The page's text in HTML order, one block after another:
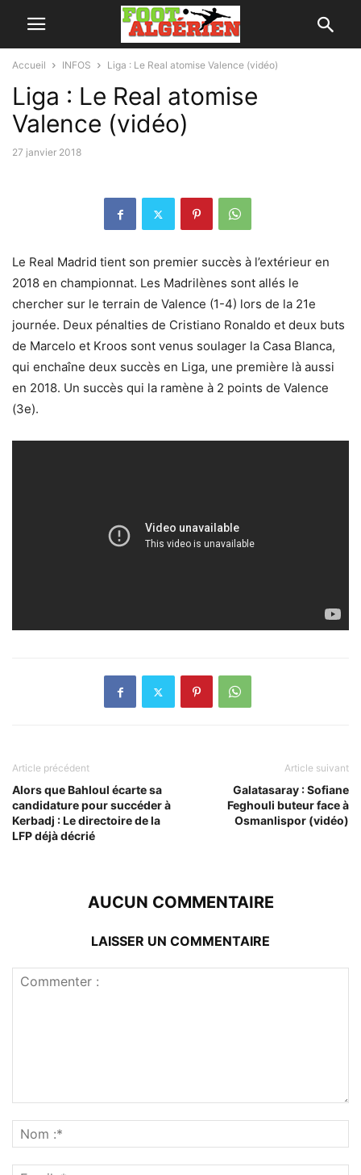
Accueil INFOS Liga : Le Real atomise Valence (vidéo)
Liga : Le Real atomise
Valence (vidéo)
27 janvier 2018
Le Real Madrid tient son premier succès à l’extérieur en
2018 en championnat. Les Madrilènes sont allés le
chercher sur le terrain de Valence (1-4) lors de la 21e
journée. Deux pénalties de Cristiano Ronaldo et deux buts
de Marcelo et Kroos sont venus soulager la Casa Blanca,
qui enchaîne deux succès en Liga, une première là aussi
en 2018. Un succès qui la ramène à 2 points de Valence
(3e).
Article précédent
Alors que Bahloul écarte sa
candidature pour succéder à
Kerbadj : Le directoire de la
LFP déjà décrié
Article suivant
Galatasaray : Sofiane
Feghouli buteur face à
Osmanlispor (vidéo)
AUCUN COMMENTAIRE
LAISSER UN COMMENTAIRE